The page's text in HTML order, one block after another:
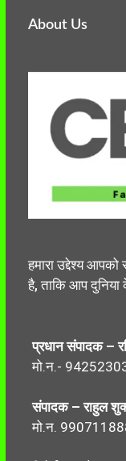
About Us
हमारा उद्देश्य
है, ताकि आप
प्रधान संपादक –
मो.न.-
संपादक – राहुल
मो.न.